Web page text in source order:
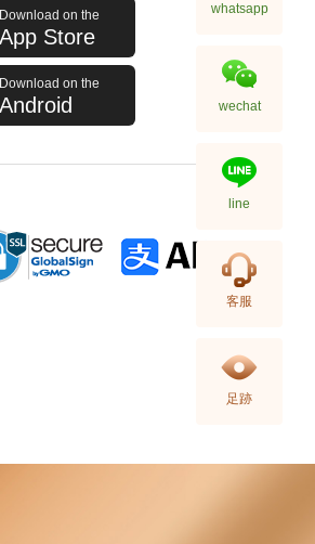
Download on the
App Store
Download on the
Android
whatsapp
wechat
line
客服
足跡